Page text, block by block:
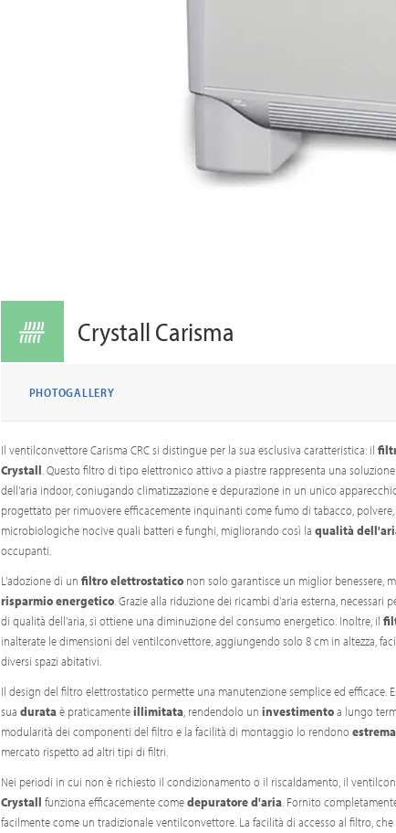
Crystall Carisma
PHOTOGALLERY
Il ventilconvettore Carisma CRC si distingue per la sua esclusiva caratteristica: il
Crystall. Questo filtro di tipo elettronico attivo a piastre rappresenta una
dell'aria indoor, coniugando climatizzazione e depurazione in un unico
progettato per rimuovere efficacemente inquinanti come fumo di tabacco, polvere,
microbiologiche nocive quali batteri e funghi, migliorando così la qualità
occupanti.
L'adozione di un filtro elettrostaticonon solo garantisce un miglior benessere,
risparmio energetico. Grazie alla riduzione dei ricambi d'aria esterna, necessari
di qualità dell'aria, si ottiene una diminuzione del consumo energetico. Inoltre, il
inalterate le dimensioni del ventilconvettore, aggiungendo solo 8 cm in altezza,
diversi spazi abitativi.
Il design del filtro elettrostatico permette una manutenzione semplice ed efficace.
sua durataè praticamenteillimitata, rendendolo un investimentoa lungo
modularità dei componenti del filtro e la facilità di montaggio lo rendono
mercato rispetto ad altri tipi di filtri.
Nei periodi in cui non è richiesto il condizionamento o il riscaldamento, il
Crystall funziona efficacemente comedepuratore d'aria. Fornito
facilmente come un tradizionale ventilconvettore. La facilità di accesso al filtro,